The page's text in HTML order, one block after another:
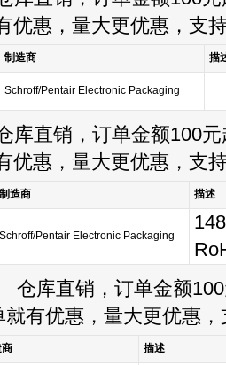
优惠，量大更优惠，支
制造商
描
Schroff/Pentair Electronic Packaging
库直销，订单金额100元
优惠，量大更优惠，支
制造商 描述
Schroff/Pentair Electronic Packaging
仓库直销，订单金额
有优惠，量大更优惠
描述